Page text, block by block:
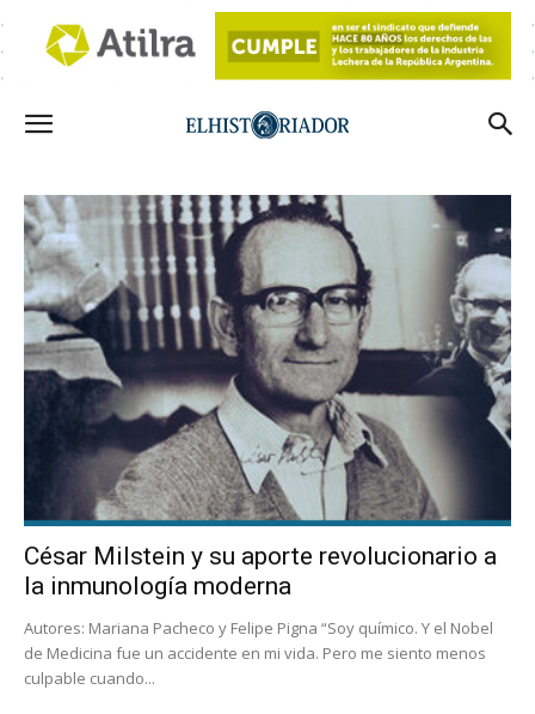
César Milstein y su aporte revolucionario a
la inmunología moderna
Autores: Mariana Pacheco y Felipe Pigna “Soy químico. Y el Nobel
de Medicina fue un accidente en mi vida. Pero me siento menos
culpable cuando...